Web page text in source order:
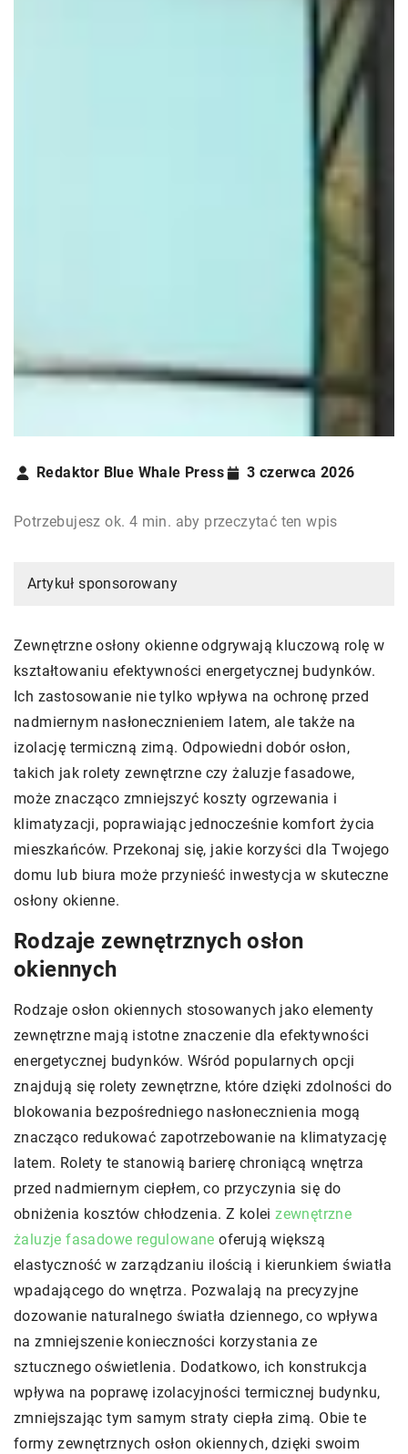
Redaktor Blue Whale Press 3 czerwca 2026
Potrzebujesz ok. 4 min. aby przeczytać ten wpis
Artykuł sponsorowany
Zewnętrzne osłony okienne odgrywają kluczową rolę w
kształtowaniu efektywności energetycznej budynków.
Ich zastosowanie nie tylko wpływa na ochronę przed
nadmiernym nasłonecznieniem latem, ale także na
izolację termiczną zimą. Odpowiedni dobór osłon,
takich jak rolety zewnętrzne czy żaluzje fasadowe,
może znacząco zmniejszyć koszty ogrzewania i
klimatyzacji, poprawiając jednocześnie komfort życia
mieszkańców. Przekonaj się, jakie korzyści dla Twojego
domu lub biura może przynieść inwestycja w skuteczne
osłony okienne.
Rodzaje zewnętrznych osłon
okiennych
Rodzaje osłon okiennych stosowanych jako elementy
zewnętrzne mają istotne znaczenie dla efektywności
energetycznej budynków. Wśród popularnych opcji
znajdują się rolety zewnętrzne, które dzięki zdolności do
blokowania bezpośredniego nasłonecznienia mogą
znacząco redukować zapotrzebowanie na klimatyzację
latem. Rolety te stanowią barierę chroniącą wnętrza
przed nadmiernym ciepłem, co przyczynia się do
obniżenia kosztów chłodzenia. Z koleizewnętrzne
żaluzje fasadowe regulowane oferują większą
elastyczność w zarządzaniu ilością i kierunkiem światła
wpadającego do wnętrza. Pozwalają na precyzyjne
dozowanie naturalnego światła dziennego, co wpływa
na zmniejszenie konieczności korzystania ze
sztucznego oświetlenia. Dodatkowo, ich konstrukcja
wpływa na poprawę izolacyjności termicznej budynku,
zmniejszając tym samym straty ciepła zimą. Obie te
formy zewnętrznych osłon okiennych, dzięki swoim